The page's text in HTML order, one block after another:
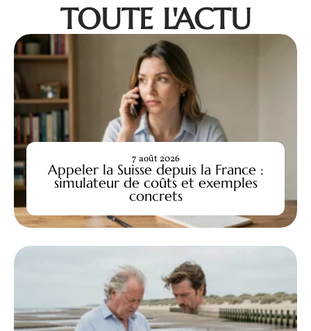
TOUTE L'ACTU
Appeler la Suisse depuis la France :
simulateur de coûts et exemples
concrets
7 août 2026